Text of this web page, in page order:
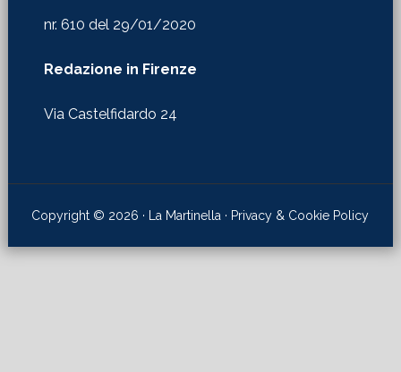
nr. 610 del 29/01/2020
Redazione in Firenze
Via Castelfidardo 24
Copyright © 2026 · La Martinella · Privacy & Cookie Policy